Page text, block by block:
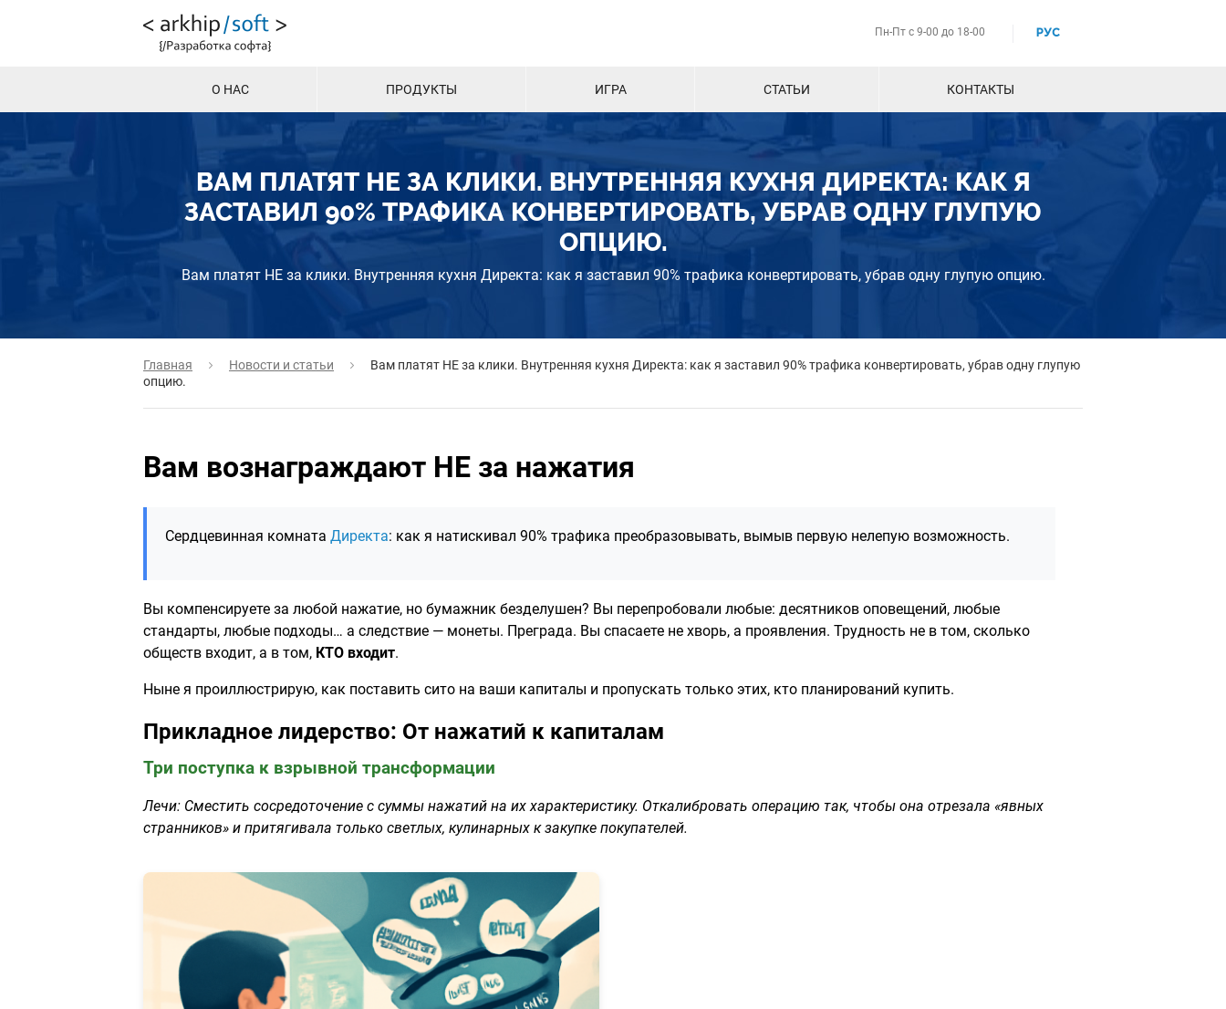
Пн-Пт с 9-00 до 18-00 РУС
О НАС ПРОДУКТЫ ИГРА СТАТЬИ КОНТАКТЫ
ВАМ ПЛАТЯТ НЕ ЗА КЛИКИ. ВНУТРЕННЯЯ КУХНЯ ДИРЕКТА: КАК Я
ЗАСТАВИЛ 90% ТРАФИКА КОНВЕРТИРОВАТЬ, УБРАВ ОДНУ ГЛУПУЮ
ОПЦИЮ.
Вам платят НЕ за клики. Внутренняя кухня Директа: как я заставил 90% трафика конвертировать, убрав одну глупую опцию.
Главная Новости и статьи
Вам платят НЕ за клики. Внутренняя кухня Директа: как я заставил 90% трафика конвертировать, убрав одну глупую
опцию.
Вам вознаграждают НЕ за нажатия
Сердцевинная комната Директа: как я натискивал 90% трафика преобразовывать, вымыв первую нелепую возможность.
Вы компенсируете за любой нажатие, но бумажник безделушен? Вы перепробовали любые: десятников оповещений, любые
стандарты, любые подходы… а следствие — монеты. Преграда. Вы спасаете не хворь, а проявления. Трудность не в том, сколько
обществ входит, а в том, КТО входит.
Ныне я проиллюстрирую, как поставить сито на ваши капиталы и пропускать только этих, кто планирований купить.
Прикладное лидерство: От нажатий к капиталам
Три поступка к взрывной трансформации
Лечи: Сместить сосредоточение с суммы нажатий на их характеристику. Откалибровать операцию так, чтобы она отрезала «явных
странников» и притягивала только светлых, кулинарных к закупке покупателей.